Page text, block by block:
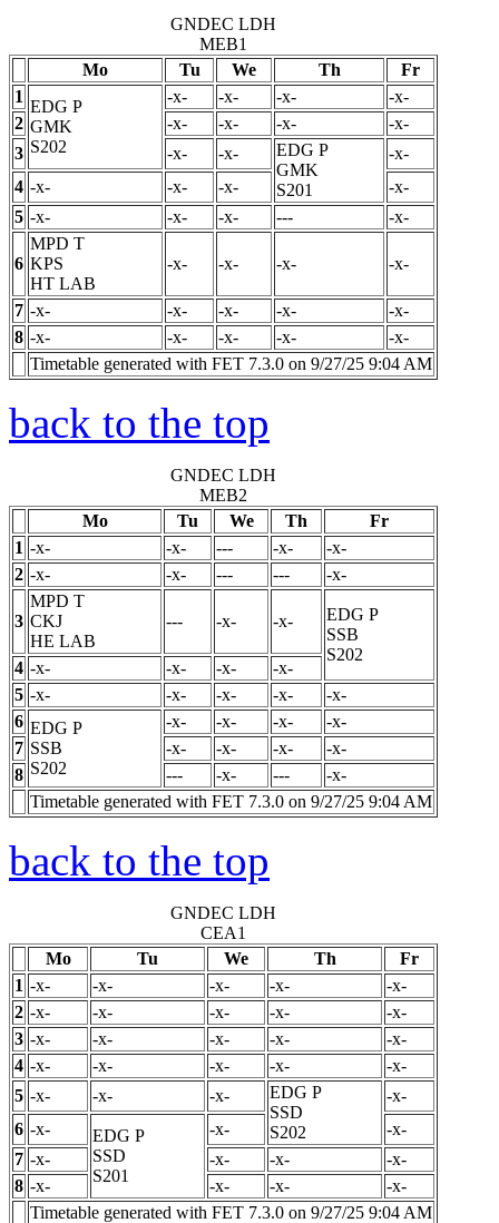
GNDEC LDH
MEB1
Mo
Tu We Th
Fr
1
EDG P
GMK
S202
-x- -x- -x-
-x-
2
-x- -x- -x-
-x-
3
-x- -x- EDG P
GMK
S201
-x-
4 -x- -x- -x-
-x-
5 -x- -x- -x- --- -x-
6
MPD T
KPS
HT LAB
-x- -x- -x- -x-
7 -x- -x- -x- -x-
-x-
8 -x- -x- -x- -x-
-x-
Timetable generated with FET 7.3.0 on 9/27/25 9:04 AM
back to the top
GNDEC LDH
MEB2
Mo
Tu We Th
Fr
1 -x- -x- --- -x-
-x-
2 -x- -x- --- --- -x-
3
MPD T
CKJ
HE LAB
--- -x- -x- EDG P
SSB
S202
4 -x- -x- -x-
-x-
5 -x- -x- -x- -x-
-x-
6 EDG P
SSB
S202
-x- -x- -x-
-x-
7
-x- -x- -x-
-x-
8
--- -x- ---
-x-
Timetable generated with FET 7.3.0 on 9/27/25 9:04 AM
back to the top
GNDEC LDH
CEA1
Mo
Tu We Th
Fr
1 -x- -x- -x- -x-
-x-
2 -x- -x- -x- -x-
-x-
3 -x- -x- -x- -x-
-x-
4 -x- -x- -x- -x-
-x-
5 -x- -x- -x- EDG P
SSD
S202
-x-
6 -x- EDG P
SSD
S201
-x-
-x-
7 -x- -x- -x-
-x-
8 -x- -x- -x-
-x-
Timetable generated with FET 7.3.0 on 9/27/25 9:04 AM